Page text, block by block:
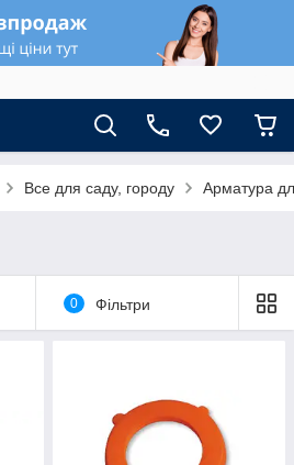
Все для саду, городу Арматура
0 Фільтри